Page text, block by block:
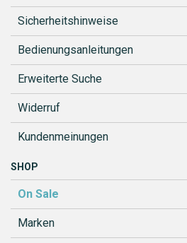
Sicherheitshinweise
Bedienungsanleitungen
Erweiterte Suche
Widerruf
Kundenmeinungen
SHOP
On Sale
Marken